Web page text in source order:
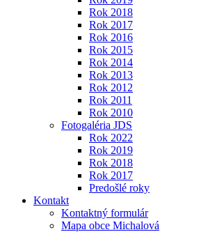
Rok 2018
Rok 2017
Rok 2016
Rok 2015
Rok 2014
Rok 2013
Rok 2012
Rok 2011
Rok 2010
Fotogaléria JDS
Rok 2022
Rok 2019
Rok 2018
Rok 2017
Predošlé roky
Kontakt
Kontaktný formulár
Mapa obce Michalová